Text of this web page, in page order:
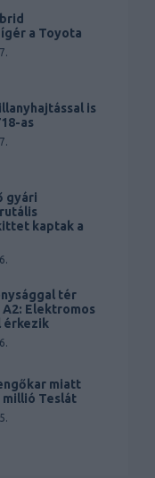
a Toyota
is
as
gyári
kaptak a
tér
A2: Elektromos
érkezik
miatt
millió Teslát